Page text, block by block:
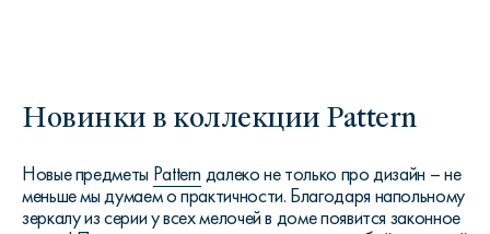
Новинки в коллекции Pattern
Новые предметы Pattern далеко не только про дизайн – не
меньше мы думаем о практичности. Благодаря напольному
зеркалу из серии у всех мелочей в доме появится законное